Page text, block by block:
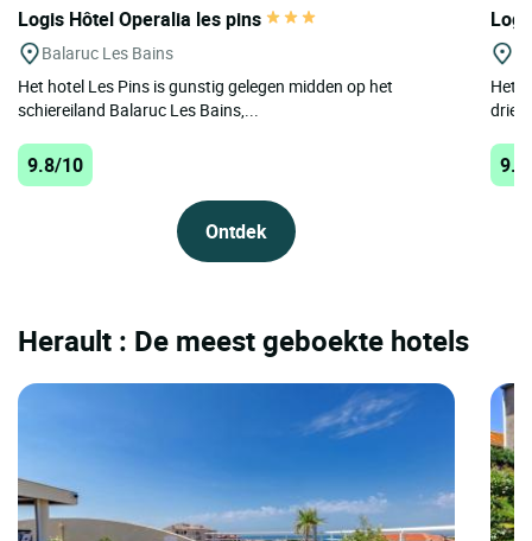
Logis Hôtel Operalia les pins
Balaruc Les Bains
Het hotel Les Pins is gunstig gelegen midden op het
schiereiland Balaruc Les Bains,...
9.8/10
Ontdek
Het
Herault : De meest geboekte hotels